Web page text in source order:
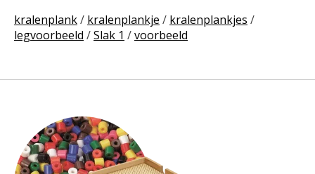
kralenplank/ kralenplankje / kralenplankjes /
legvoorbeeld /Slak 1 /voorbeeld